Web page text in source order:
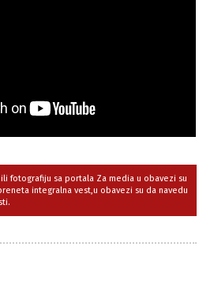
fotografiju sa portala Za media u obavezi su
integralna vest,u obavezi su da navedu